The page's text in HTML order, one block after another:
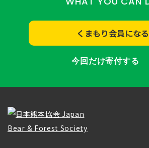
くまもり会員になる
今回だけ寄付する